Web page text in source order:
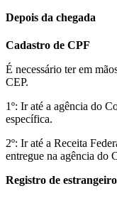
Depois da chegada
Cadastro de CPF
É necessário ter em
CEP.
1º: Ir até a agência do
específica.
2º: Ir até a Receita
entregue na agência do
Registro de estrangeiro